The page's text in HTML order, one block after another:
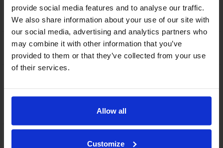
provide social media features and to analyse our traffic.
We also share information about your use of our site with
our social media, advertising and analytics partners who
may combine it with other information that you’ve
provided to them or that they’ve collected from your use
of their services.
Allow all
Customize
Maalivahti ulos
58:26
+ -